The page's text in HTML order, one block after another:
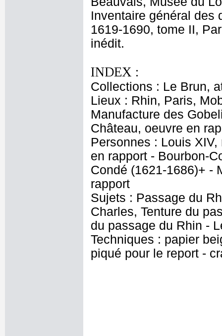
Inventaire général des
1619-1690, tome II,
inédit.
INDEX :
Collections : Le Brun,
Lieux : Rhin, Paris,
Manufacture des
Château, oeuvre en
Personnes : Louis
en rapport - Bourbon-
Condé (1621-1686)+ -
rapport
Sujets : Passage du
Charles, Tenture du
du passage du Rhin -
Techniques : papier
piqué pour le report -